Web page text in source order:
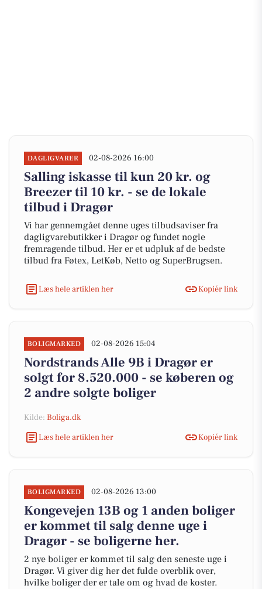
DAGLIGVARER 02-08-2026 16:00
Salling iskasse til kun 20 kr. og
Breezer til 10 kr. - se de lokale
tilbud i Dragør
Vi har gennemgået denne uges tilbudsaviser fra
dagligvarebutikker i Dragør og fundet nogle
fremragende tilbud. Her er et udpluk af de bedste
tilbud fra Føtex, LetKøb, Netto og SuperBrugsen.
Læs hele artiklen her Kopiér link
BOLIGMARKED 02-08-2026 15:04
Nordstrands Alle 9B i Dragør er
solgt for 8.520.000 - se køberen og
2 andre solgte boliger
Kilde: Boliga.dk
Læs hele artiklen her
Kopiér link
BOLIGMARKED 02-08-2026 13:00
Kongevejen 13B og 1 anden boliger
er kommet til salg denne uge i
Dragør - se boligerne her.
2 nye boliger er kommet til salg den seneste uge i
Dragør. Vi giver dig her det fulde overblik over,
hvilke boliger der er tale om og hvad de koster.